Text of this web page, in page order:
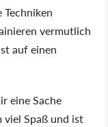
vermutlich
auf einen
eine Sache
viel Spaß und ist